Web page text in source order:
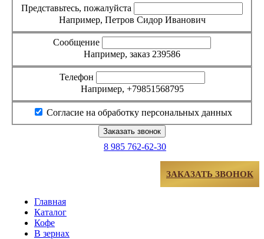
Представьтесь, пожалуйста
Например, Петров Сидор Иванович
Сообщение
Например, заказ 239586
Телефон
Например, +79851568795
Согласие на обработку персональных данных
8 985 762-62-30
ЗАКАЗАТЬ ЗВОНОК
Главная
Каталог
Кофе
В зернах